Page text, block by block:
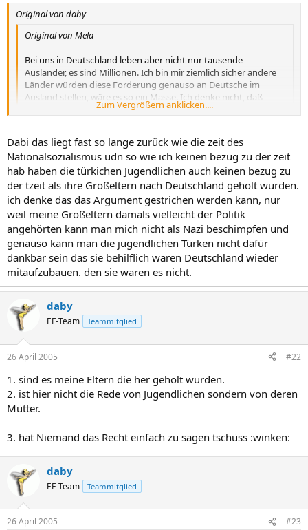
Original von daby
Original von Mela
Bei uns in Deutschland leben aber nicht nur tausende
Ausländer, es sind Millionen. Ich bin mir ziemlich sicher andere
Länder würden diese Forderung genauso an Deutsche im
Ausland stellen, wäre es so ein Masse. Ich denke nicht, daß
verlangt wird sie sollen sich wie Deutsche benehmen. Ich würde
und wer dazu nicht bereit ist Winken)
Mela damals als alle Türken geholt wurden, um Deutschland
aufzubauen war es jedem Recht dass sie da sind und weil Menschen
sich selbst wahren kann man doch nicht einfach Tschüss sagen.
Diese Menschen haben ihr Leben hier verbracht! Deutschland ist ihr
zuhasue, aber ihre Kultur und das Denken ist eben anders.
Dann müsste man doch jeden Deustchen, der sich nicht an
Deutschland anpaast z.B. Punks oder Drogenabhängige Tschüss
sagen!!! Aber geht das? NEIn.
Zum Vergrößern anklicken....
Dabi das liegt fast so lange zurück wie die zeit des
Nationalsozialismus udn so wie ich keinen bezug zu der zeit
hab haben die türkichen Jugendlichen auch keinen bezug zu
der tzeit als ihre Großeltern nach Deutschland geholt wurden.
ich denke das das Argument gestrichen werden kann, nur
weil meine Großeltern damals vielleicht der Politik
angehörten kann man mich nicht als Nazi beschimpfen und
genauso kann man die jugendlichen Türken nicht dafür
dankbar sein das sie behilflich waren Deutschland wieder
mitaufzubauen. den sie waren es nicht.
daby
EF-Team Teammitglied
26 April 2005 #22
1. sind es meine Eltern die her geholt wurden.
2. ist hier nicht die Rede von Jugendlichen sondern von deren
Mütter.
3. hat Niemand das Recht einfach zu sagen tschüss :winken:
daby
EF-Team Teammitglied
26 April 2005 #23